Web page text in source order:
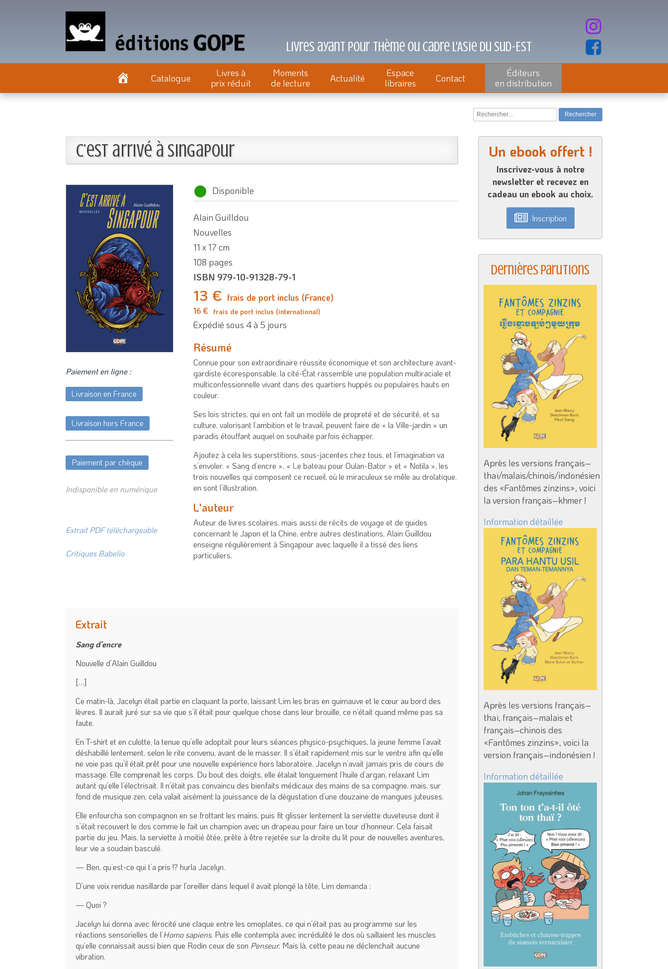
Livres ayant pour thème ou cadre l'Asie du Sud-Est
Catalogue
Livres à
prix réduit
Moments
de lecture
Actualité
Espace
libraires
Contact
Éditeurs
en distribution
Rechercher :
C’est arrivé à Singapour
Paiement en ligne :
Livraison en France
Livraison hors France
Paiement par chèque
Indisponible en numérique
Extrait PDF téléchargeable
Critiques Babelio
Disponible
Alain Guilldou
Nouvelles
11 x 17 cm
108 pages
ISBN 979-10-91328-79-1
13 € frais de port inclus (France)
16 € frais de port inclus (international)
Expédié sous 4 à 5 jours
Résumé
Connue pour son extraordinaire réussite économique et son architecture avant-
gardiste écoresponsable, la cité-État rassemble une population multiraciale et
multiconfessionnelle vivant dans des quartiers huppés ou populaires hauts en
couleur.
Ses lois strictes, qui en ont fait un modèle de propreté et de sécurité, et sa
culture, valorisant l’ambition et le travail, peuvent faire de « la Ville-jardin » un
paradis étouffant auquel on souhaite parfois échapper.
Ajoutez à cela les superstitions, sous-jacentes chez tous, et l’imagination va
s’envoler. « Sang d’encre », « Le bateau pour Oulan-Bator » et « Notila », les
trois nouvelles qui composent ce recueil, où le miraculeux se mêle au drolatique,
en sont l’illustration.
L'auteur
Auteur de livres scolaires, mais aussi de récits de voyage et de guides
concernant le Japon et la Chine, entre autres destinations, Alain Guilldou
enseigne régulièrement à Singapour avec laquelle il a tissé des liens
particuliers.
Extrait
Sang d’encre
Nouvelle d’Alain Guilldou
[…]
Ce matin-là, Jacelyn était partie en claquant la porte, laissant Lim les bras en guimauve et le cœur au bord des
lèvres. Il aurait juré sur sa vie que s’il était pour quelque chose dans leur brouille, ce n’était quand même pas sa
faute.
En T-shirt et en culotte, la tenue qu’elle adoptait pour leurs séances physico-psychiques, la jeune femme l’avait
déshabillé lentement, selon le rite convenu, avant de le masser. Il s’était rapidement mis sur le ventre afin qu’elle
ne voie pas qu’il était prêt pour une nouvelle expérience hors laboratoire. Jacelyn n’avait jamais pris de cours de
massage. Elle comprenait les corps. Du bout des doigts, elle étalait longuement l’huile d’argan, relaxant Lim
autant qu’elle l’électrisait. Il n’était pas convaincu des bienfaits médicaux des mains de sa compagne, mais, sur
fond de musique zen, cela valait aisément la jouissance de la dégustation d’une douzaine de mangues juteuses.
Elle enfourcha son compagnon en se frottant les mains, puis fit glisser lentement la serviette duveteuse dont il
s’était recouvert le dos comme le fait un champion avec un drapeau pour faire un tour d’honneur. Cela faisait
partie du jeu. Mais, la serviette à moitié ôtée, prête à être rejetée sur la droite du lit pour de nouvelles aventures,
leur vie a soudain basculé.
— Ben, qu’est-ce qui t’a pris !? hurla Jacelyn.
D’une voix rendue nasillarde par l’oreiller dans lequel il avait plongé la tête, Lim demanda :
— Quoi ?
Jacelyn lui donna avec férocité une claque entre les omoplates, ce qui n’était pas au programme sur les
réactions sensorielles de l’Homo sapiens. Puis elle contempla avec incrédulité le dos où saillaient les muscles
qu’elle connaissait aussi bien que Rodin ceux de son Penseur. Mais là, cette peau ne déclenchait aucune
vibration.
Un ebook offert !
Inscrivez-vous à notre
newsletter et recevez en
cadeau un ebook au choix.
Inscription
Dernières parutions
Après les versions français–
thaï/malais/chinois/indonésien
des «Fantômes zinzins», voici
la version français–khmer !
Information détaillée
Après les versions français–
thaï, français–malais et
français–chinois des
«Fantômes zinzins», voici la
version français–indonésien !
Information détaillée